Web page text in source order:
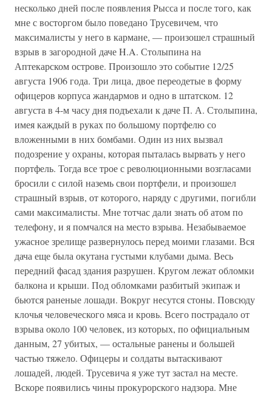
несколько дней после появления Рысса и после того, как
мне с восторгом было поведано Трусевичем, что
максималисты у него в кармане, — произошел страшный
взрыв в загородной даче H.A. Столыпина на
Аптекарском острове. Произошло это событие 12/25
августа 1906 года. Три лица, двое переодетые в форму
офицеров корпуса жандармов и одно в штатском. 12
августа в 4-м часу дня подъехали к даче П. А. Столыпина,
имея каждый в руках по большому портфелю со
вложенными в них бомбами. Один из них вызвал
подозрение у охраны, которая пыталась вырвать у него
портфель. Тогда все трое с революционными возгласами
бросили с силой наземь свои портфели, и произошел
страшный взрыв, от которого, наряду с другими, погибли
сами максималисты. Мне тотчас дали знать об атом по
телефону, и я помчался на место взрыва. Незабываемое
ужасное зрелище развернулось перед моими глазами. Вся
дача еще была окутана густыми клубами дыма. Весь
передний фасад здания разрушен. Кругом лежат обломки
балкона и крыши. Под обломками разбитый экипаж и
бьются раненые лошади. Вокруг несутся стоны. Повсюду
клочья человеческого мяса и кровь. Всего пострадало от
взрыва около 100 человек, из которых, по официальным
данным, 27 убитых, — остальные ранены и большей
частью тяжело. Офицеры и солдаты вытаскивают
лошадей, людей. Трусевича я уже тут застал на месте.
Вскоре появились чины прокурорского надзора. Мне